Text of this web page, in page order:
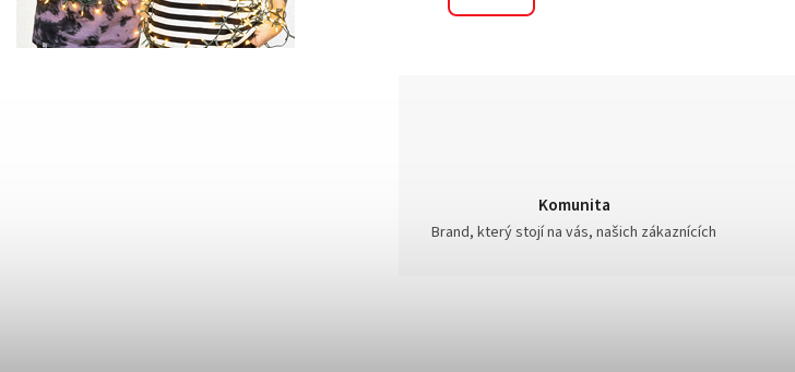
Komunita
Brand, který stojí na vás, našich zákaznících